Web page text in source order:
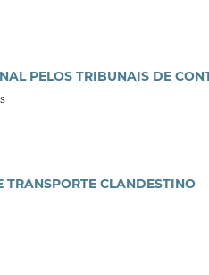
PELOS TRIBUNAIS DE
TRANSPORTE CLANDESTINO